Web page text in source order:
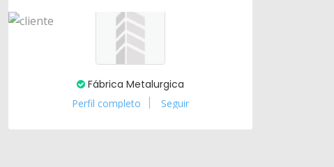
Fábrica Metalurgica
Perfil completo Seguir